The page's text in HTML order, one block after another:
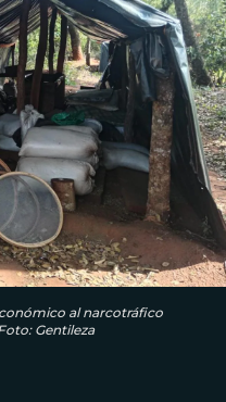
al narcotráfico
Gentileza